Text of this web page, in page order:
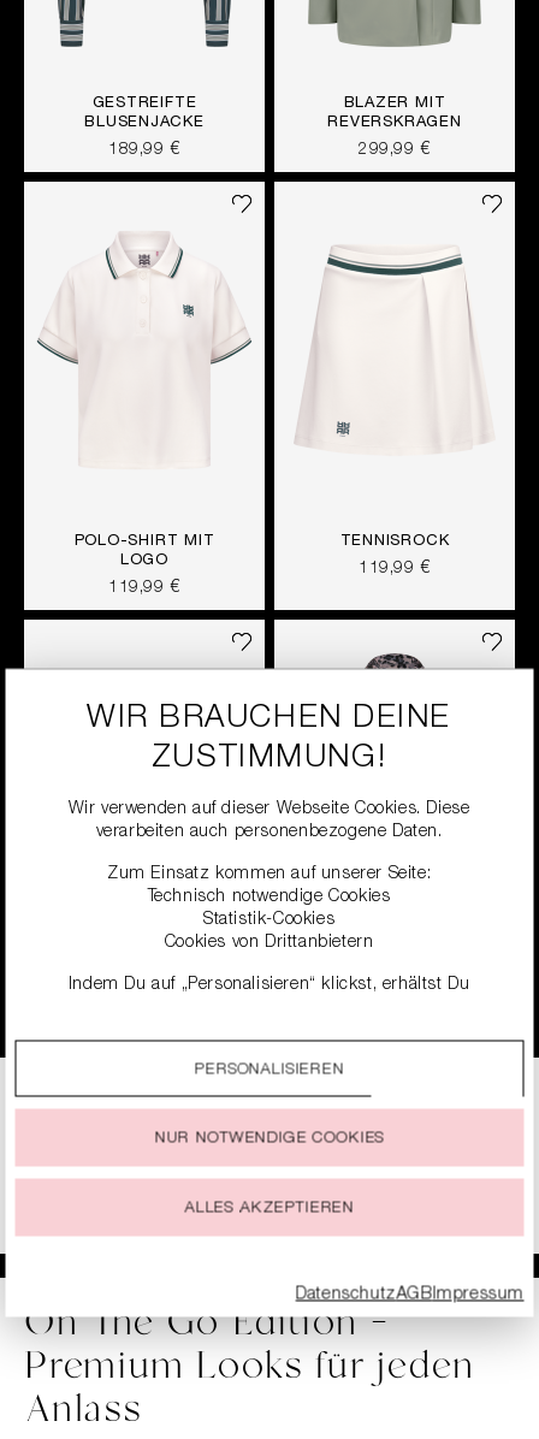
GESTREIFTE
BLUSENJACKE
189,99 €
BLAZER MIT
REVERSKRAGEN
299,99 €
POLO-SHIRT MIT
LOGO
119,99 €
TENNISROCK
119,99 €
WICKELOBERTEIL REGEN-CAPE
Seite
1 Seite
2 Seite
3
On The Go Edition –
Premium Looks für jeden
Anlass
WIR BRAUCHEN DEINE
ZUSTIMMUNG!
Wir verwenden auf dieser Webseite Cookies. Diese
verarbeiten auch personenbezogene Daten.
Zum Einsatz kommen auf unserer Seite:
Technisch notwendige Cookies
Statistik-Cookies
Cookies von Drittanbietern
Indem Du auf „Personalisieren“ klickst, erhältst Du
Durch einen Klick auf das Auswahlfeld „Alle akzeptieren“
stimmst Du der Verwendung aller Cookies zu, die unter
jeder Zeit ändern oder widerrufen.
PERSONALISIEREN
NUR NOTWENDIGE COOKIES
ALLES AKZEPTIEREN
DatenschutzAGBImpressum